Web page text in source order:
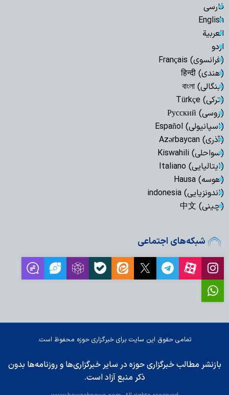
فارسی
English
العربیة
اردو
(فرانسوی) Français
(هندی) हिन्दी
(بنگالی) বাংলা
(ترکی) Türkçe
(روسی) Русский
(اسپانیولی) Español
(آذری) Azərbaycan
(سواحلی) Kiswahili
(ایتالیایی) Italiano
(هوسه) Hausa
(اندونزیایی) indonesia
(چینی) 中文
شبکه‌های اجتماعی
تمامی حقوق این سایت برای خبرگزاری حوزه محفوظ است.
بازنشر مطالب خبرگزاری حوزه در سایر خبرگزاری‌ها و روزنامه‌ها بدون
ذکر منبع آزاد است.